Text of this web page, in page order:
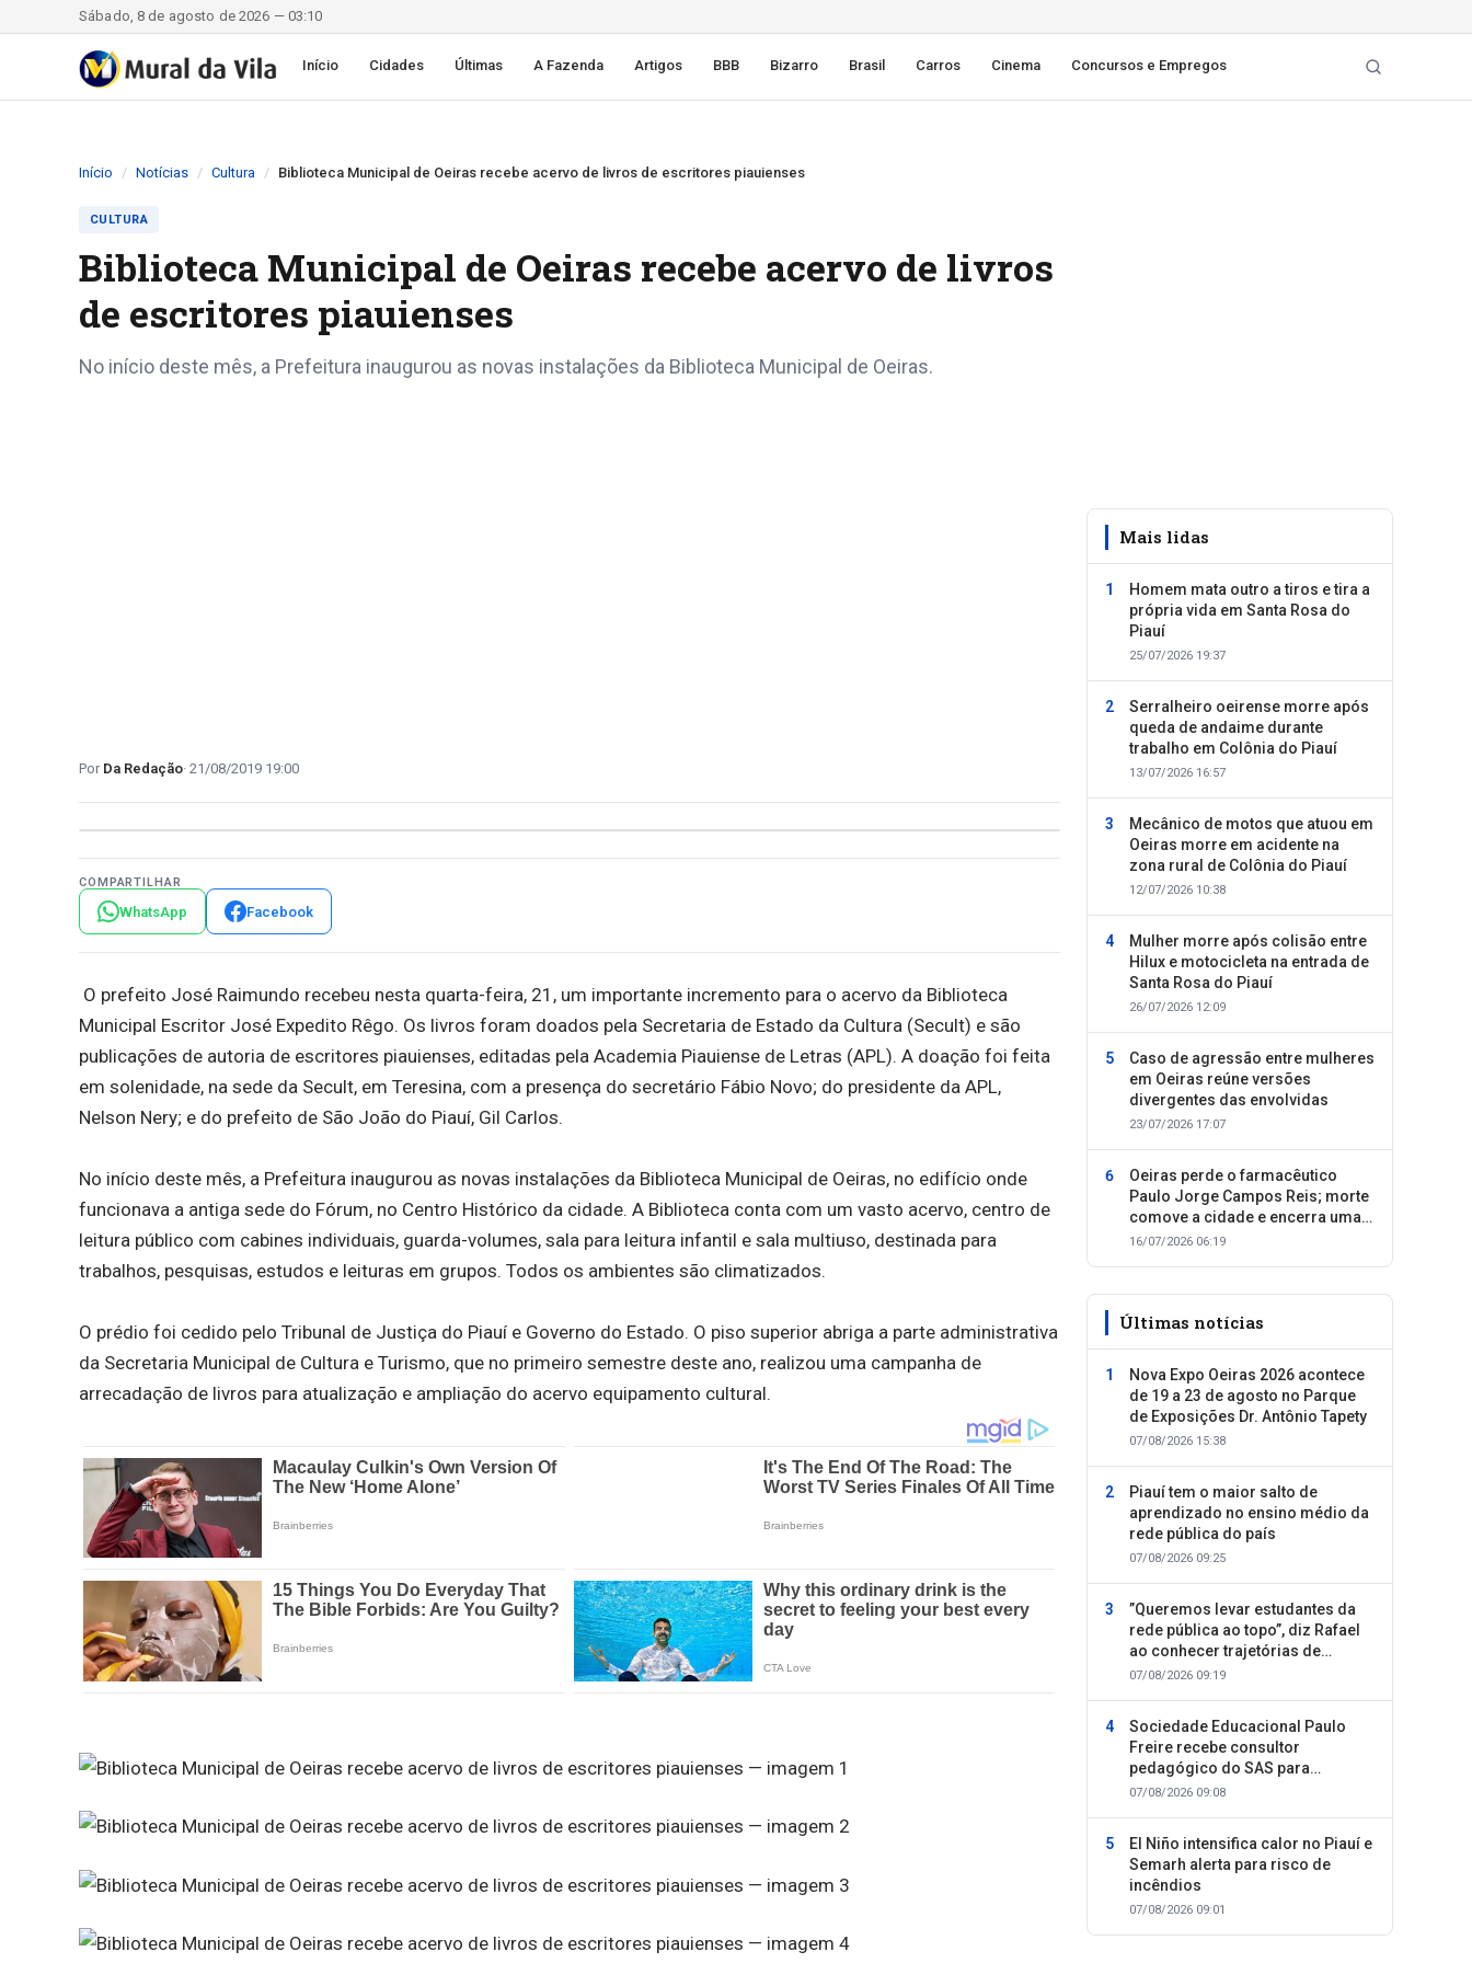
Sábado, 8 de agosto de 2026 — 03:10
Início Cidades Últimas A Fazenda Artigos BBB Bizarro Brasil Carros Cinema Concursos e Empregos
Início Notícias Cultura Biblioteca Municipal de Oeiras recebe acervo de livros de escritores piauienses
CULTURA
Biblioteca Municipal de Oeiras recebe acervo de livros
de escritores piauienses
No início deste mês, a Prefeitura inaugurou as novas instalações da Biblioteca Municipal de Oeiras.
Da Redação 21/08/2019 19:00
COMPARTILHAR
WhatsApp Facebook
O prefeito José Raimundo recebeu nesta quarta-feira, 21, um importante incremento para o acervo da Biblioteca
Municipal Escritor José Expedito Rêgo. Os livros foram doados pela Secretaria de Estado da Cultura (Secult) e são
publicações de autoria de escritores piauienses, editadas pela Academia Piauiense de Letras (APL). A doação foi feita
em solenidade, na sede da Secult, em Teresina, com a presença do secretário Fábio Novo; do presidente da APL,
Nelson Nery; e do prefeito de São João do Piauí, Gil Carlos.
No início deste mês, a Prefeitura inaugurou as novas instalações da Biblioteca Municipal de Oeiras, no edifício onde
funcionava a antiga sede do Fórum, no Centro Histórico da cidade. A Biblioteca conta com um vasto acervo, centro de
leitura público com cabines individuais, guarda-volumes, sala para leitura infantil e sala multiuso, destinada para
trabalhos, pesquisas, estudos e leituras em grupos. Todos os ambientes são climatizados.
O prédio foi cedido pelo Tribunal de Justiça do Piauí e Governo do Estado. O piso superior abriga a parte administrativa
da Secretaria Municipal de Cultura e Turismo, que no primeiro semestre deste ano, realizou uma campanha de
arrecadação de livros para atualização e ampliação do acervo equipamento cultural.
Mais lidas
Homem mata outro a tiros e tira a
própria vida em Santa Rosa do
Piauí
25/07/2026 19:37
Serralheiro oeirense morre após
queda de andaime durante
trabalho em Colônia do Piauí
13/07/2026 16:57
Mecânico de motos que atuou em
Oeiras morre em acidente na
zona rural de Colônia do Piauí
12/07/2026 10:38
Mulher morre após colisão entre
Hilux e motocicleta na entrada de
Santa Rosa do Piauí
26/07/2026 12:09
Caso de agressão entre mulheres
em Oeiras reúne versões
divergentes das envolvidas
23/07/2026 17:07
Oeiras perde o farmacêutico
Paulo Jorge Campos Reis; morte
comove a cidade e encerra uma
trajetória dedicada ao cuidado
16/07/2026 06:19
Últimas notícias
Nova Expo Oeiras 2026 acontece
de 19 a 23 de agosto no Parque
de Exposições Dr. Antônio Tapety
07/08/2026 15:38
Piauí tem o maior salto de
aprendizado no ensino médio da
rede pública do país
07/08/2026 09:25
”Queremos levar estudantes da
rede pública ao topo”, diz Rafael
ao conhecer trajetórias de
sucesso
07/08/2026 09:19
Sociedade Educacional Paulo
Freire recebe consultor
pedagógico do SAS para
planejamento do segundo
07/08/2026 09:08
El Niño intensifica calor no Piauí e
Semarh alerta para risco de
incêndios
07/08/2026 09:01